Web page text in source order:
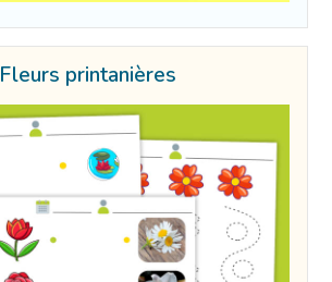
Fleurs printanières